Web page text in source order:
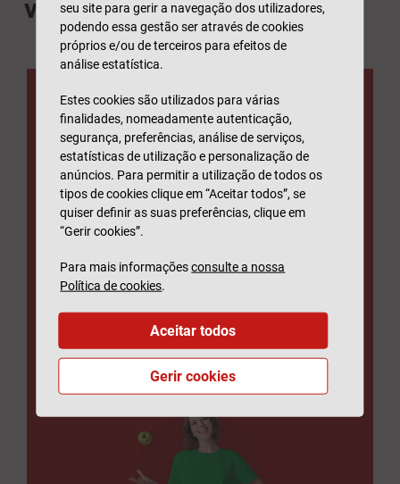
vespa?
Seguro Saúde
- Com Medicina Dentária incluída em
todas as opções;
- Médico online;
AdvanceCare, incluindo as redes
médicas e de bem-estar.
seu site para gerir a navegação dos utilizadores,
podendo essa gestão ser através de cookies
próprios e/ou de terceiros para efeitos de
análise estatística.
Estes cookies são utilizados para várias
finalidades, nomeadamente autenticação,
segurança, preferências, análise de serviços,
estatísticas de utilização e personalização de
anúncios. Para permitir a utilização de todos os
tipos de cookies clique em “Aceitar todos”, se
quiser definir as suas preferências, clique em
“Gerir cookies”.
Para mais informaçõesconsulte a nossa
Política de cookies.
Gerir cookies
Aceitar todos